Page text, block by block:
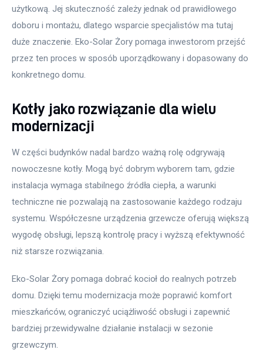
użytkową. Jej skuteczność zależy jednak od prawidłowego
doboru i montażu, dlatego wsparcie specjalistów ma tutaj
duże znaczenie. Eko-Solar Żory pomaga inwestorom przejść
przez ten proces w sposób uporządkowany i dopasowany do
konkretnego domu.
Kotły jako rozwiązanie dla wielu
modernizacji
W części budynków nadal bardzo ważną rolę odgrywają
nowoczesne kotły. Mogą być dobrym wyborem tam, gdzie
instalacja wymaga stabilnego źródła ciepła, a warunki
techniczne nie pozwalają na zastosowanie każdego rodzaju
systemu. Współczesne urządzenia grzewcze oferują większą
wygodę obsługi, lepszą kontrolę pracy i wyższą efektywność
niż starsze rozwiązania.
Eko-Solar Żory pomaga dobrać kocioł do realnych potrzeb
domu. Dzięki temu modernizacja może poprawić komfort
mieszkańców, ograniczyć uciążliwość obsługi i zapewnić
bardziej przewidywalne działanie instalacji w sezonie
grzewczym.